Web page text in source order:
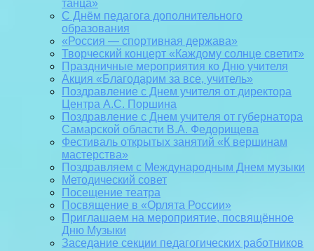
танца»
С Днём педагога дополнительного
образования
«Россия — спортивная держава»
Творческий концерт «Каждому солнце светит»
Праздничные мероприятия ко Дню учителя
Акция «Благодарим за все, учитель»
Поздравление с Днем учителя от директора
Центра А.С. Поршина
Поздравление с Днем учителя от губернатора
Самарской области В.А. Федорищева
Фестиваль открытых занятий «К вершинам
мастерства»
Поздравляем с Международным Днем музыки
Методический совет
Посещение театра
Посвящение в «Орлята России»
Приглашаем на мероприятие, посвящённое
Дню Музыки
Заседание секции педагогических работников